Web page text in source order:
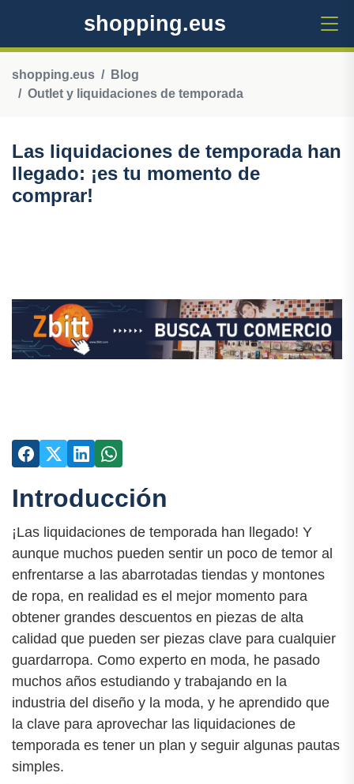
shopping.eus
shopping.eus
Blog
Outlet y liquidaciones de temporada
Las liquidaciones de temporada han
llegado: ¡es tu momento de
comprar!
Introducción
¡Las liquidaciones de temporada han llegado! Y
aunque muchos pueden sentir un poco de temor al
enfrentarse a las abarrotadas tiendas y montones
de ropa, en realidad es el mejor momento para
obtener grandes descuentos en piezas de alta
calidad que pueden ser piezas clave para cualquier
guardarropa. Como experto en moda, he pasado
muchos años estudiando y trabajando en la
industria del diseño y la moda, y he aprendido que
la clave para aprovechar las liquidaciones de
temporada es tener un plan y seguir algunas pautas
simples.